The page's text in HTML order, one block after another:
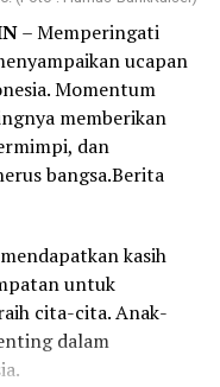
terkesan, bahkan
antrean saya
rekening
yang diberikan
mungkin
hari ini menjadi
ikhtiar kecil untuk
yaitu memenuhi
atas pelayanan
– Memperingati
ucapan
Momentum
memberikan
dan
bangsa.Berita
kasih
untuk
cita-cita. Anak-
dalam